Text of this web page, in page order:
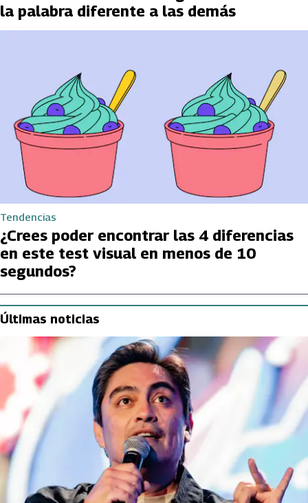
la palabra diferente a las demás
Tendencias
¿Crees poder encontrar las 4 diferencias
en este test visual en menos de 10
segundos?
Últimas noticias